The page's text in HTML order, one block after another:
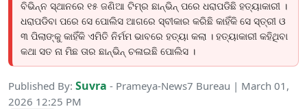
ବିଭିନ୍ନ ସ୍ଥାନରେ ୧୫ ଜଣିଆ ଟିମ୍‌ର ଛାନ୍‌ଭିନ୍‌ ପରେ ଧରାପଡିଛି ହତ୍ୟାକାରୀ ।
ଧରାପଡିବା ପରେ ସେ ପୋଲିସ ଆଗରେ ସ୍ବୀକାର କରିଛି କାହିଁକି ସେ ସ୍ତ୍ରୀ ଓ
୩ ପିଲାଙ୍କୁ କାହିଁକି ଏମିତି ନିର୍ମମ ଭାବରେ ହତ୍ୟା କଲା । ହତ୍ୟାକାରୀ କହିଥିବା
କଥା ସତ ନା ମିଛ ତାର ଛାନ୍‌ଭିନ୍‌ ଚଳାଇଛି ପୋଲିସ ।
Published By: Suvra - Prameya-News7 Bureau | March 01,
2026 12:25 PM